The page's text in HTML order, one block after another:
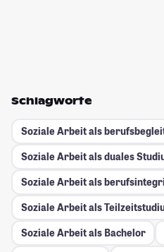
Schlagworte
Soziale Arbeit als
Soziale Arbeit als duales
Soziale Arbeit als
Soziale Arbeit als
Soziale Arbeit als Bachelor